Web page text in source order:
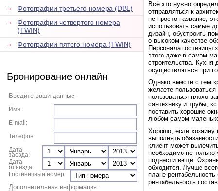
Фотографии третьего номера (DBL)
Фотографии четвертого номера
(TWIN)
Фотографии пятого номера (TWIN)
Бронирование онлайн
Введите ваши данные
Имя:
E-mail:
Телефон:
Дата
заезда:
Дата
отъезда:
Гостиничный номер:
Дополнительная информация:
Всё это нужно
отправляться к
не просто название,
использовать самые
дизайн, обустроить
о высоком качестве
Персонала гостиницы
этого даже в самом
строительства. Кухня
осуществляться при
Однако вместе с тем
желаете
пользоваться плохо
сантехнику и трубы,
поставить хорошие
любом самом
Хорошо, если хозяину
выполнять
клиент может
необходимо не
поднести вещи.
обходится. Лучше
плане рентабельность
рентабельность